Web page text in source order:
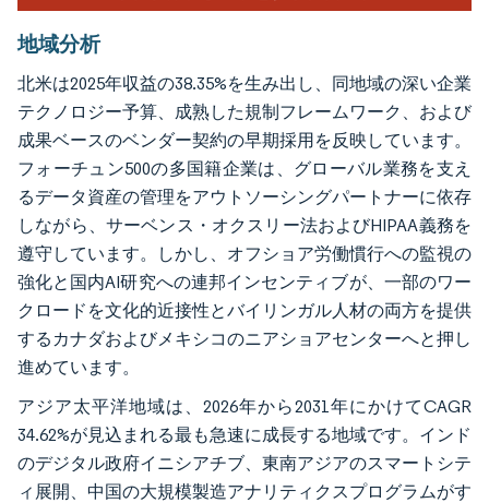
地域分析
北米は2025年収益の38.35%を生み出し、同地域の深い企業
テクノロジー予算、成熟した規制フレームワーク、および
成果ベースのベンダー契約の早期採用を反映しています。
フォーチュン500の多国籍企業は、グローバル業務を支え
るデータ資産の管理をアウトソーシングパートナーに依存
しながら、サーベンス・オクスリー法およびHIPAA義務を
遵守しています。しかし、オフショア労働慣行への監視の
強化と国内AI研究への連邦インセンティブが、一部のワー
クロードを文化的近接性とバイリンガル人材の両方を提供
するカナダおよびメキシコのニアショアセンターへと押し
進めています。
アジア太平洋地域は、2026年から2031年にかけてCAGR
34.62%が見込まれる最も急速に成長する地域です。インド
のデジタル政府イニシアチブ、東南アジアのスマートシテ
ィ展開、中国の大規模製造アナリティクスプログラムがす